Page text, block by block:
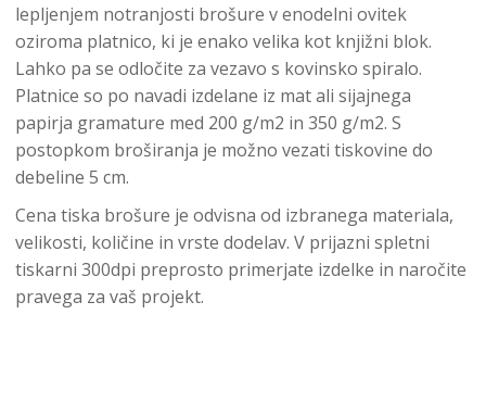
lepljenjem notranjosti brošure v enodelni ovitek
oziroma platnico, ki je enako velika kot knjižni blok.
Lahko pa se odločite za vezavo s kovinsko spiralo.
Platnice so po navadi izdelane iz mat ali sijajnega
papirja gramature med 200 g/m2 in 350 g/m2. S
postopkom broširanja je možno vezati tiskovine do
debeline 5 cm.
Cena tiska brošure je odvisna od izbranega materiala,
velikosti, količine in vrste dodelav. V prijazni spletni
tiskarni 300dpi preprosto primerjate izdelke in naročite
pravega za vaš projekt.